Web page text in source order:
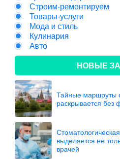
Строим-ремонтируем
Товары-услуги
Мода и стиль
Кулинария
Авто
НОВЫЕ
Тайные маршруты
раскрывается без
выделяется не
врачей